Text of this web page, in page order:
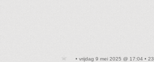
• vrijdag 9 mei 2025 @ 17:04 • 23